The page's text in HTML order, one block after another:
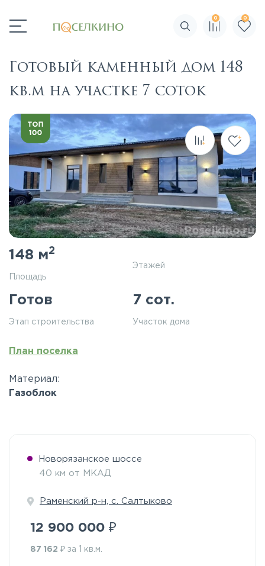
Поиск по сайту
0 0
Готовый каменный дом 148
кв.м на участке 7 соток
148 м2
Площадь
Этажей
Готов
Этап строительства
7 сот.
Участок дома
План поселка
Материал:
Газоблок
Новорязанское шоссе
40 км от МКАД
Раменский р-н, с. Салтыково
12 900 000 ₽
87 162 ₽ за 1 кв.м.